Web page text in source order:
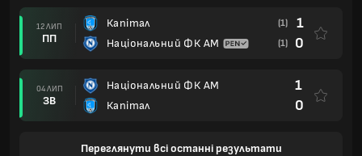
12 ЛИП
ПП
Капітал
Національний ФК AM
(1) 1
(1) 0
04 ЛИП
ЗВ
Національний ФК AM
Капітал
1
0
Переглянути всі останні результати